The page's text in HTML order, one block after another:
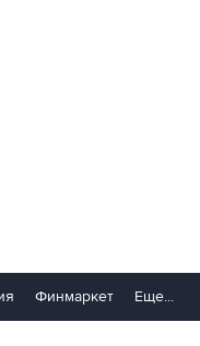
Финмаркет Еще...